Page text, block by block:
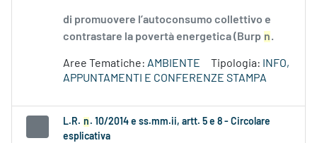
di promuovere l’autoconsumo collettivo e
contrastare la povertà energetica (Burp n.
Aree Tematiche: AMBIENTE Tipologia:
INFO,
APPUNTAMENTI E CONFERENZE STAMPA
L.R. n . 10/2014 e ss.mm.ii, artt. 5 e 8 - Circolare
esplicativa